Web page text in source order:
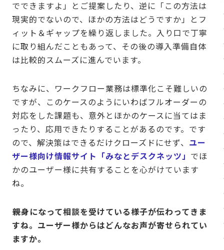
でできますよ」とご提案したり、逆に「この方法は
現実的でないので、ほかの方法はどうですか」とフ
ィット＆ギャップを繰り返しました。入り口で丁寧
に取り組んだこともあって、その後の導入準備自体
は比較的スムーズに進んでいます。
ちなみに、ワークフロー業務は標準化こそ難しいの
ですが、このケースのようにいわばフルオーダーの
対応をした課題も、意外とほかのケースに当てはま
ったり、応用できたりすることがあるのです。です
ので、解決策はできるだけクローズドにせず、 ユー
ザー様向け情報サイト「みなとデスクネッツ」 でほ
かのユーザー様に共有することを心がけています
ね。
――親身になって相談を受けている様子が伝わってきま
すね。ユーザー様からはどんなお声が寄せられてい
ますか。